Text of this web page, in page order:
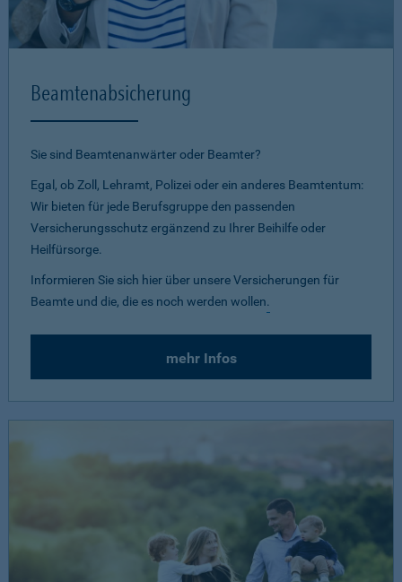
Beamtenabsicherung
Sie sind Beamtenanwärter oder Beamter?
Egal, ob Zoll, Lehramt, Polizei oder ein anderes Beamtentum:
Wir bieten für jede Berufsgruppe den passenden
Versicherungsschutz ergänzend zu Ihrer Beihilfe oder
Heilfürsorge.
Informieren Sie sich hier über unsere Versicherungen für
Beamte und die, die es noch werden wollen.
mehr Infos